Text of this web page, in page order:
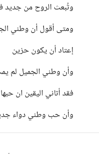
وتُبعث الروح من جديد
ومتى أقول أن وطني
إعتاد أن يكون حزين
وأن وطني الجميل لم
فقد أتاني اليقين ان
وأن حب وطني دواء